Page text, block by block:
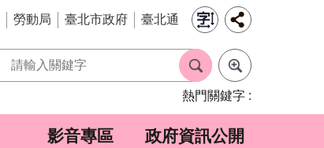
勞動局 臺北市政府 臺北通
熱門關鍵字
影音專區 政府資訊公開